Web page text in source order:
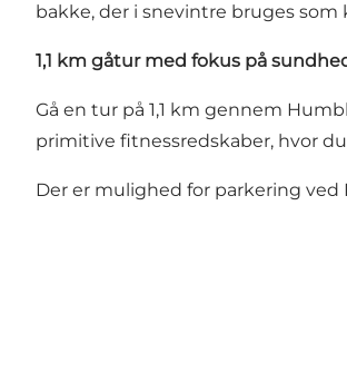
bakke, der i snevintre bruges
1,1 km gåtur med fokus på
Gå en tur på 1,1 km gennem
primitive fitnessredskaber, hvor
Der er mulighed for parkering ved